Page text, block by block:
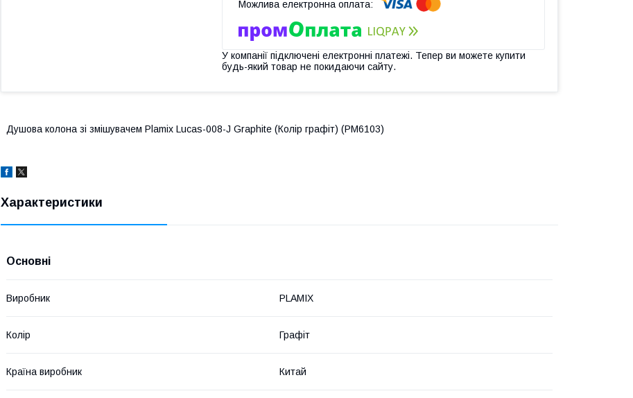
У компанії підключені електронні платежі. Тепер ви можете купити
будь-який товар не покидаючи сайту.
Душова колона зі змішувачем Plamix Lucas-008-J Graphite (Колір графіт) (PM6103)
Характеристики
Основні
Виробник PLAMIX
Колір Графіт
Країна виробник Китай